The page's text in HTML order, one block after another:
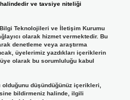
ve tavsiye niteliği
Teknolojileri ve İletişim Kurumu
olarak hizmet vermektedir. Bu
denetleme veya araştırma
üyelerimiz yazdıkları içeriklerin
olarak bu sorumluluğu kabul
olduğunu düşündüğünüz içerikleri,
bildirmeniz halinde, ilgili